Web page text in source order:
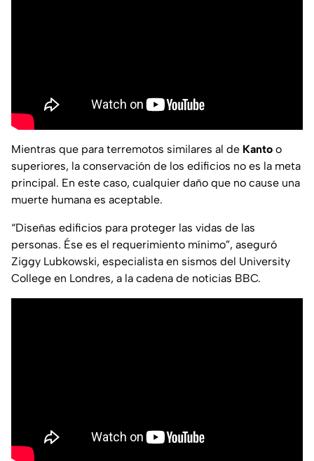
Mientras que para terremotos similares al de Kanto o
superiores, la conservación de los edificios no es la meta
principal. En este caso, cualquier daño que no cause una
muerte humana es aceptable.
“Diseñas edificios para proteger las vidas de las
personas. Ése es el requerimiento mínimo”, aseguró
Ziggy Lubkowski, especialista en sismos del University
College en Londres, a la cadena de noticias BBC.